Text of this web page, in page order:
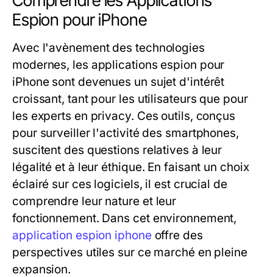
Espion pour iPhone
Avec l'avènement des technologies
modernes, les applications espion pour
iPhone sont devenues un sujet d'intérêt
croissant, tant pour les utilisateurs que pour
les experts en privacy. Ces outils, conçus
pour surveiller l'activité des smartphones,
suscitent des questions relatives à leur
légalité et à leur éthique. En faisant un choix
éclairé sur ces logiciels, il est crucial de
comprendre leur nature et leur
fonctionnement. Dans cet environnement,
application espion iphoneoffre des
perspectives utiles sur ce marché en pleine
expansion.